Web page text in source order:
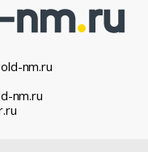
nm.ru
nm.ru